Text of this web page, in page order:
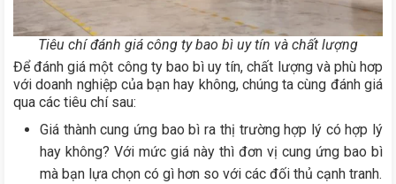
Tiêu chí đánh giá công ty bao bì uy tín và chất lượng
Để đánh giá một công ty bao bì uy tín, chất lượng và phù hơp
với doanh nghiệp của bạn hay không, chúng ta cùng đánh giá
qua các tiêu chí sau:
Giá thành cung ứng bao bì ra thị trường hợp lý có hợp lý
hay không? Với mức giá này thì đơn vị cung ứng bao bì
mà bạn lựa chọn có gì hơn so với các đối thủ cạnh tranh.